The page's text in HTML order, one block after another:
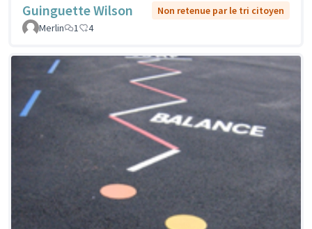
Guinguette Wilson
Non retenue par le tri citoyen
Merlin
1 4